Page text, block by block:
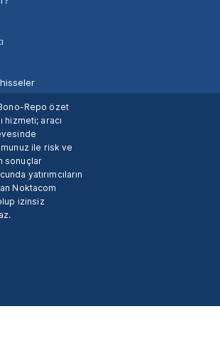
Repo özet
hizmeti; aracı
ile risk ve
sonuçlar
yatırımcıların
Noktacom
izinsiz